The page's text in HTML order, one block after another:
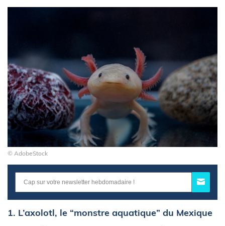
© AdobeStock
1. L’axolotl, le “monstre aquatique” du Mexique